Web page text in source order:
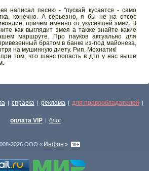
написал песню - "пускай кусается - само
конечно. А серьезно, я бы не на отсос
причем именно от укусившей змеи. В
как выглядит змея а также знайте какие
маршруте. Про пауков актуально для
братом в банке из-под майонеза,
на мушинную диету. Рип, Мохнатик!
том, что шанс попасть в дтп у нас выше
| справка | реклама | для правообладателей |
оплата VIP | блог
2026 ООО « Инфон »